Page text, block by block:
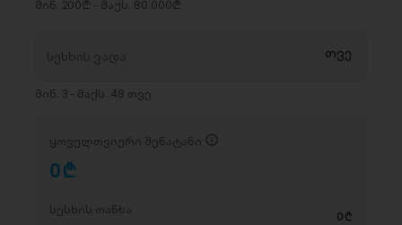
მინ. 200₾ - მაქს. 80 000₾
მინ. 3 - მაქს. 48 თვე
ყოველთვიური შენატანი
0D
სესხის თანხა 0 D